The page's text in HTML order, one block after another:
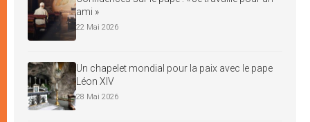
ami »
22 Mai 2026
Un chapelet mondial pour la paix avec le pape
Léon XIV
28 Mai 2026